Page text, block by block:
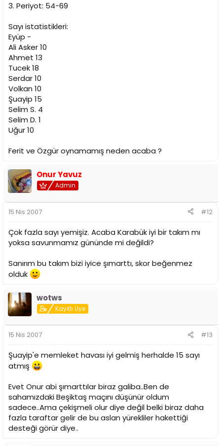
3. Periyot: 54-69
Sayı istatistikleri:
Eyüp -
Ali Asker 10
Ahmet 13
Tucek 18
Serdar 10
Volkan 10
Şuayip 15
Selim S. 4
Selim D. 1
Uğur 10
Ferit ve Özgür oynamamış neden acaba ?
Onur Yavuz
Admin
15 Nis 2007 #12
Çok fazla sayı yemişiz. Acaba Karabük iyi bir takım mı
yoksa savunmamız gününde mi değildi?
Sanırım bu takım bizi iyice şımarttı, skor beğenmez
olduk
wotws
Kayıtlı Üye
15 Nis 2007 #13
Şuayip'e memleket havası iyi gelmiş herhalde 15 sayı
atmış
Evet Onur abi şımarttılar biraz galiba..Ben de
sahamızdaki Beşiktaş maçını düşünür oldum
sadece..Ama çekişmeli olur diye değil belki biraz daha
fazla taraftar gelir de bu aslan yürekliler hakettiği
desteği görür diye..